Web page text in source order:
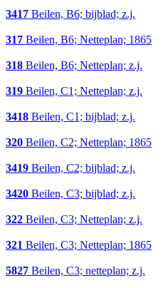
3417 Beilen, B6; bijblad; z.j.
317 Beilen, B6; Netteplan; 1865
318 Beilen, B6; Netteplan; z.j.
319 Beilen, C1; Netteplan; z.j.
3418 Beilen, C1; bijblad; z.j.
320 Beilen, C2; Netteplan; 1865
3419 Beilen, C2; bijblad; z.j.
3420 Beilen, C3; bijblad; z.j.
322 Beilen, C3; Netteplan; z.j.
321 Beilen, C3; Netteplan; 1865
5827 Beilen, C3; netteplan; z.j.